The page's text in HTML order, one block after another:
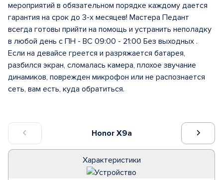
Honor X9a
Характеристики
мероприятий в обязательном порядке каждому дается
гарантия на срок до 3-х месяцев! Мастера Педант
всегда готовы прийти на помощь и устранить неполадку
в любой день с ПН - ВС 09:00 - 21:00 Без выходных .
Если на девайсе греется и разряжается батарея,
разбился экран, сломалась камера, плохое звучание
динамиков, поврежден микрофон или не распознается
сеть, вам есть, куда обратиться.